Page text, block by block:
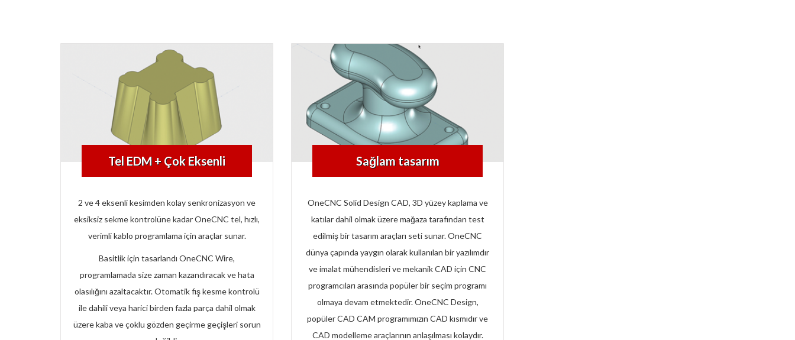
Tel EDM + Çok Eksenli
2 ve 4 eksenli kesimden kolay senkronizasyon ve
eksiksiz sekme kontrolüne kadar OneCNC tel, hızlı,
verimli kablo programlama için araçlar sunar.
Basitlik için tasarlandı OneCNC Wire,
programlamada size zaman kazandıracak ve hata
olasılığını azaltacaktır. Otomatik fiş kesme kontrolü
ile dahili veya harici birden fazla parça dahil olmak
üzere kaba ve çoklu gözden geçirme geçişleri sorun
Sağlam tasarım
OneCNC Solid Design CAD, 3D yüzey kaplama ve
katılar dahil olmak üzere mağaza tarafından test
edilmiş bir tasarım araçları seti sunar. OneCNC
dünya çapında yaygın olarak kullanılan bir yazılımdır
ve imalat mühendisleri ve mekanik CAD için CNC
programcıları arasında popüler bir seçim programı
olmaya devam etmektedir. OneCNC Design,
popüler CAD CAM programımızın CAD kısmıdır ve
CAD modelleme araçlarının anlaşılması kolaydır.